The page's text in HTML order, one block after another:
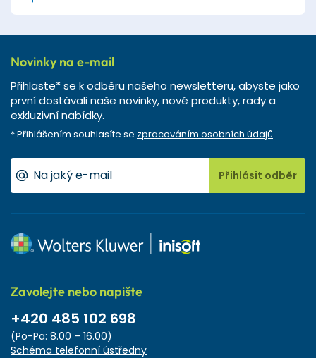
Novinky na e-mail
Přihlaste* se k odběru našeho newsletteru, abyste jako
první dostávali naše novinky, nové produkty, rady a
exkluzivní nabídky.
* Přihlášením souhlasíte se zpracováním osobních údajů.
Přihlásit odběr
Zavolejte nebo napište
+420 485 102 698
(Po-Pa: 8.00 – 16.00)
Schéma telefonní ústředny